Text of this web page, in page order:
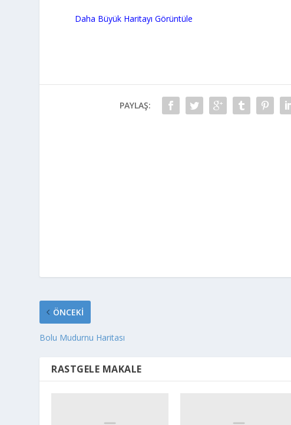
Daha Büyük Haritayı Görüntüle
PAYLAŞ:
ÖNCEKI
Bolu Mudurnu Haritası
RASTGELE MAKALE